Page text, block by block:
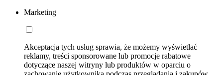
Marketing
Akceptacja tych usług sprawia, że możemy wyświetlać
reklamy, treści sponsorowane lub promocje rabatowe
dotyczące naszej witryny lub produktów w oparciu o